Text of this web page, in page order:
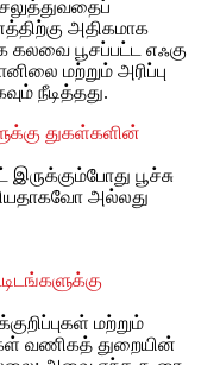
அதிகமாக
கலவை பூசப்பட்ட எஃகு
மற்றும் அரிப்பு
நீடித்தது.
துகள்களின்
பூச்சு
அல்லது
மற்றும்
வணிகத் துறையின்